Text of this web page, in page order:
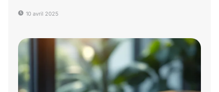
10 avril 2025